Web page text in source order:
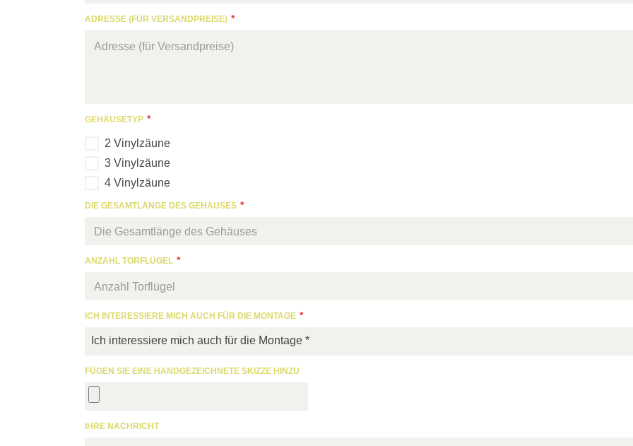
ADRESSE (FÜR VERSANDPREISE)
GEHÄUSETYP
2 Vinylzäune
3 Vinylzäune
4 Vinylzäune
DIE GESAMTLÄNGE DES GEHÄUSES
ANZAHL TORFLÜGEL
ICH INTERESSIERE MICH AUCH FÜR DIE MONTAGE
Ich interessiere mich auch für die Montage *
FÜGEN SIE EINE HANDGEZEICHNETE SKIZZE HINZU
IHRE NACHRICHT